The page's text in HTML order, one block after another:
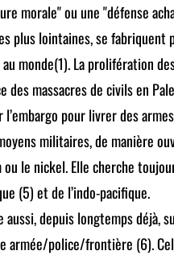
morale" ou une "défense
plus lointaines, se fabriquent
monde(1). La prolifération
des massacres de civils en
pour livrer des
militaires, de manière
le nickel. Elle cherche
(5) et de l’indo-pacifique.
depuis longtemps déjà,
armée/police/frontière (6).